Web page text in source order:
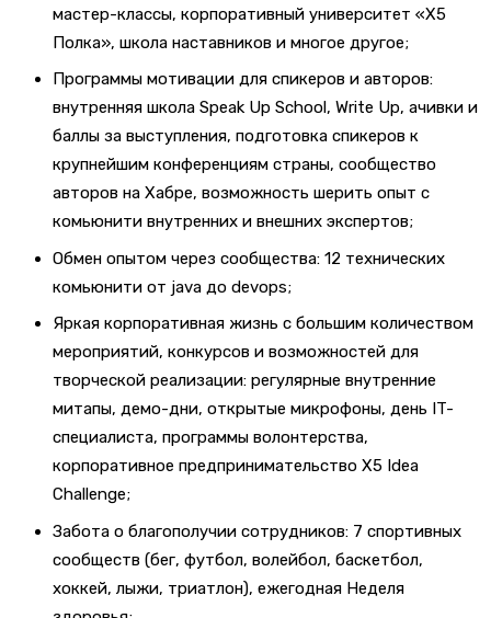
мастер-классы, корпоративный университет «X5
Полка», школа наставников и многое другое;
Программы мотивации для спикеров и авторов:
внутренняя школа Speak Up School, Write Up, ачивки и
баллы за выступления, подготовка спикеров к
крупнейшим конференциям страны, сообщество
авторов на Хабре, возможность шерить опыт с
комьюнити внутренних и внешних экспертов;
Обмен опытом через cообщества: 12 технических
комьюнити от java до devops;
Яркая корпоративная жизнь с большим количеством
мероприятий, конкурсов и возможностей для
творческой реализации: регулярные внутренние
митапы, демо-дни, открытые микрофоны, день IT-
специалиста, программы волонтерства,
корпоративное предпринимательство X5 Idea
Challenge;
Забота о благополучии сотрудников: 7 спортивных
сообществ (бег, футбол, волейбол, баскетбол,
хоккей, лыжи, триатлон), ежегодная Неделя